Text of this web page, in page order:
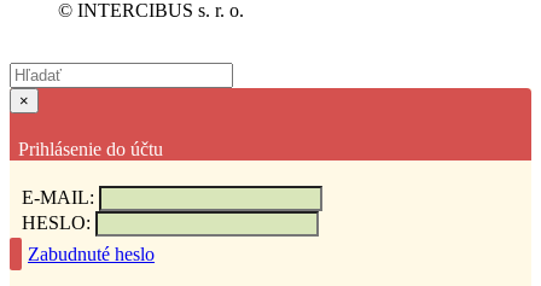
© INTERCIBUS s. r. o.
×
Prihlásenie do účtu
E-MAIL:
HESLO:
Zabudnuté heslo